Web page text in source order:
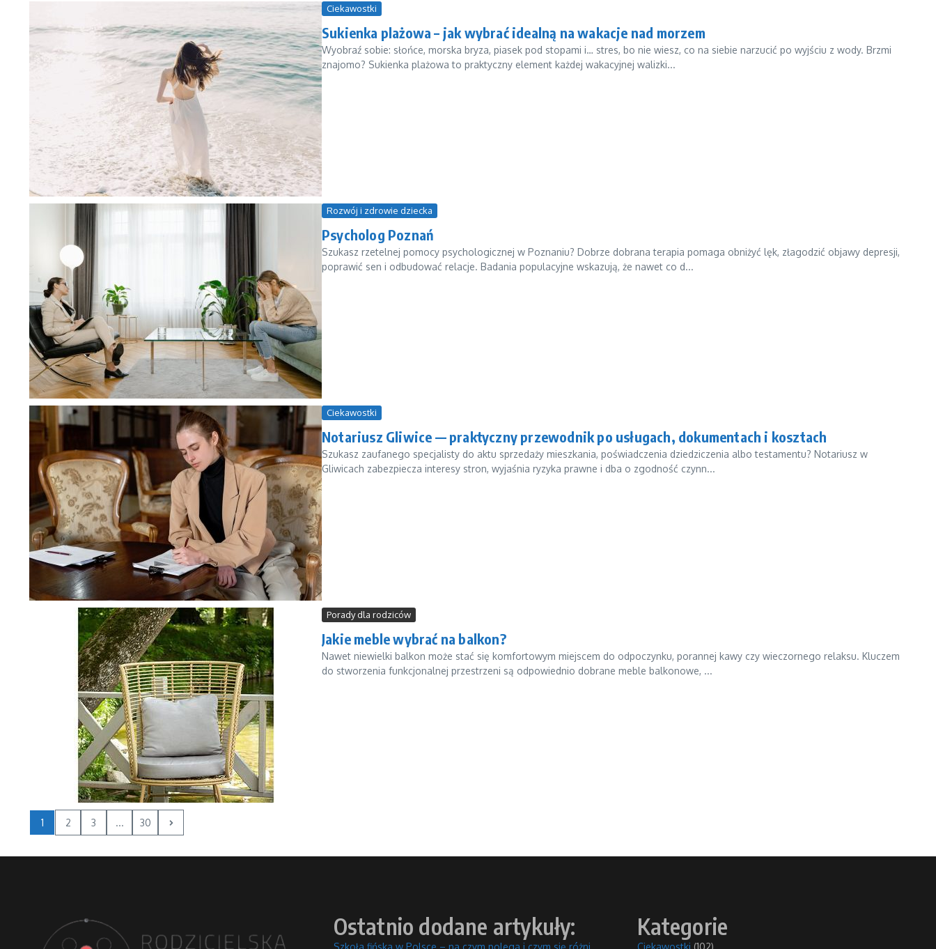
Ciekawostki
Sukienka plażowa – jak wybrać idealną na wakacje nad morzem
Wyobraź sobie: słońce, morska bryza, piasek pod stopami i… stres, bo nie wiesz, co na siebie narzucić po wyjściu z wody. Brzmi
znajomo? Sukienka plażowa to praktyczny element każdej wakacyjnej walizki...
Rozwój i zdrowie dziecka
Psycholog Poznań
Szukasz rzetelnej pomocy psychologicznej w Poznaniu? Dobrze dobrana terapia pomaga obniżyć lęk, złagodzić objawy depresji,
poprawić sen i odbudować relacje. Badania populacyjne wskazują, że nawet co d...
Ciekawostki
Notariusz Gliwice — praktyczny przewodnik po usługach, dokumentach i kosztach
Szukasz zaufanego specjalisty do aktu sprzedaży mieszkania, poświadczenia dziedziczenia albo testamentu? Notariusz w
Gliwicach zabezpiecza interesy stron, wyjaśnia ryzyka prawne i dba o zgodność czynn...
Porady dla rodziców
Jakie meble wybrać na balkon?
Nawet niewielki balkon może stać się komfortowym miejscem do odpoczynku, porannej kawy czy wieczornego relaksu. Kluczem
do stworzenia funkcjonalnej przestrzeni są odpowiednio dobrane meble balkonowe, ...
1 2 3 ... 30
Ostatnio dodane artykuły:
Szkoła fińska w Polsce – na czym polega i czym się różni
Kategorie
Ciekawostki (102)